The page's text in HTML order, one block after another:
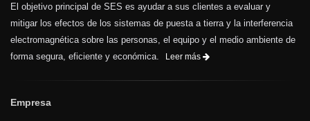
El objetivo principal de SES es ayudar a sus clientes a evaluar y
mitigar los efectos de los sistemas de puesta a tierra y la interferencia
electromagnética sobre las personas, el equipo y el medio ambiente de
forma segura, eficiente y económica.
Leer más
Empresa